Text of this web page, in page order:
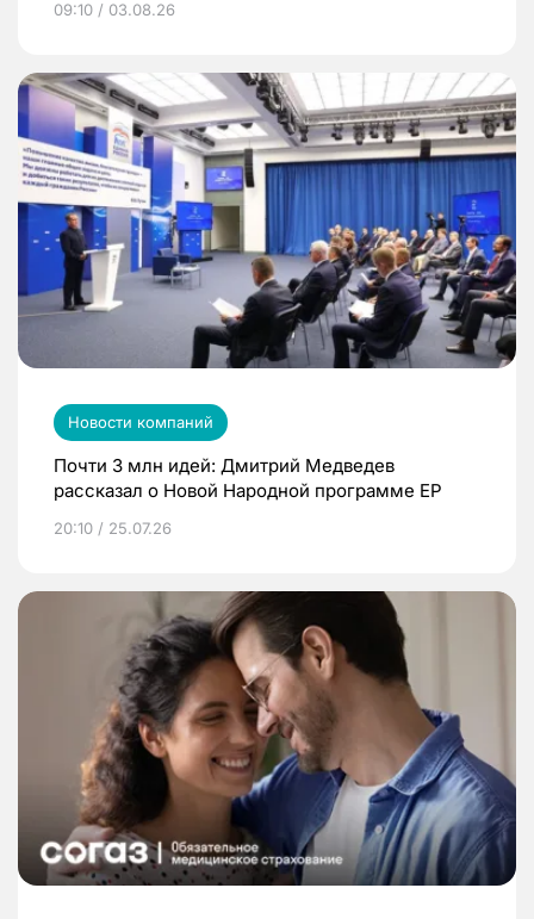
09:10 / 03.08.26
Новости компаний
Почти 3 млн идей: Дмитрий Медведев
рассказал о Новой Народной программе ЕР
20:10 / 25.07.26